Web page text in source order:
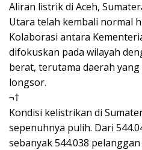
Aliran listrik di Aceh,
Utara telah kembali normal
Kolaborasi antara
difokuskan pada wilayah
berat, terutama daerah
longsor.
¬†
Kondisi kelistrikan di
sepenuhnya pulih. Dari
sebanyak 544.038